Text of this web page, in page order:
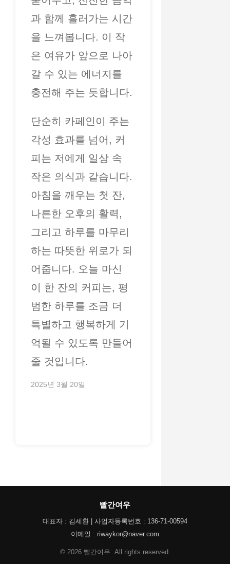
과 함께 흘러가는 시간
을 느껴봅니다. 이 작
은 여유가 앞으로 나아
갈 수 있는 에너지를
충전해 주는 듯합니다.
단순히 카페인이 주는
각성 효과를 넘어, 커
피는 저에게 일상 속
작은 의식과 같습니다.
아침을 깨우는 첫 잔,
나른한 오후의 활력,
그리고 하루를 마무리
하는 따뜻한 위로가 되
어줍니다. 오늘 마신
이 한 잔의 커피는, 평
범한 하루를 조금 더
특별하고 행복하게 기
억될 수 있도록 만들어
줄 것입니다.
2025년 3월 20일
빨간여우
대표자 : 김세환 | 사업자등록번호 : 136-71-00594
이메일 : riwaykor@naver.com
© 2026 빨간여우. All rights reserved.